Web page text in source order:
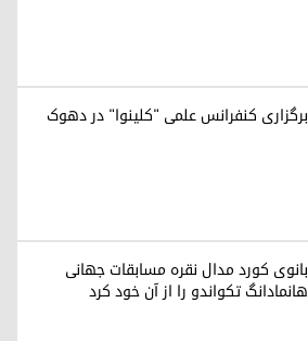
برگزاری کنفرانس علمی "کلینوا" در دهوک
بانوی کورد مدال نقره مسابقات جهانی
هانمادانگ تکواندو را از آن خود کرد